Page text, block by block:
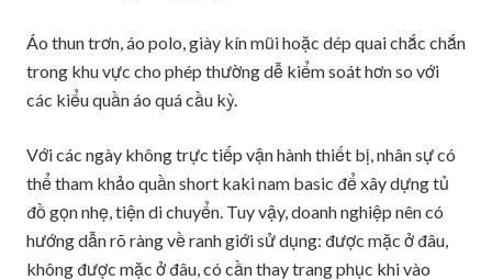
Áo thun trơn, áo polo, giày kín mũi hoặc dép quai chắc chắn
trong khu vực cho phép thường dễ kiểm soát hơn so với
các kiểu quần áo quá cầu kỳ.
Với các ngày không trực tiếp vận hành thiết bị, nhân sự có
thể tham khảo quần short kaki nam basic để xây dựng tủ
đồ gọn nhẹ, tiện di chuyển. Tuy vậy, doanh nghiệp nên có
hướng dẫn rõ ràng về ranh giới sử dụng: được mặc ở đâu,
không được mặc ở đâu, có cần thay trang phục khi vào